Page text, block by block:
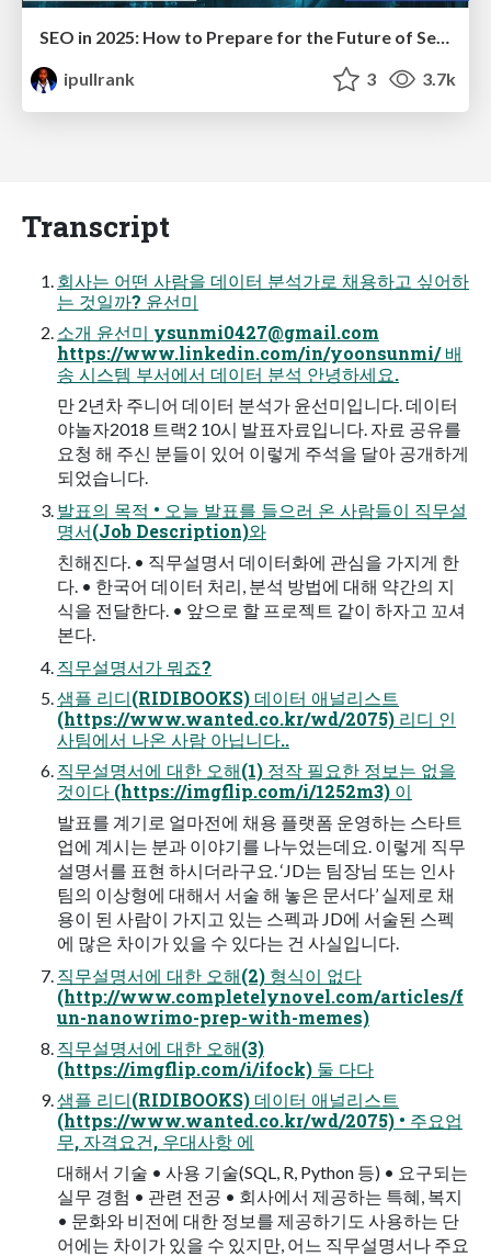
SEO in 2025: How to Prepare for the Future of Search
ipullrank
3 3.7k
Transcript
회사는 어떤 사람을 데이터 분석가로 채용하고 싶어하
는 것일까? 윤선미
소개 윤선미 ysunmi0427@gmail.com
https://www.linkedin.com/in/yoonsunmi/ 배
송 시스템 부서에서 데이터 분석 안녕하세요.
만 2년차 주니어 데이터 분석가 윤선미입니다. 데이터
야놀자2018 트랙2 10시 발표자료입니다. 자료 공유를
요청 해 주신 분들이 있어 이렇게 주석을 달아 공개하게
되었습니다.
발표의 목적 • 오늘 발표를 들으러 온 사람들이 직무설
명서(Job Description)와
친해진다. • 직무설명서 데이터화에 관심을 가지게 한
다. • 한국어 데이터 처리, 분석 방법에 대해 약간의 지
식을 전달한다. • 앞으로 할 프로젝트 같이 하자고 꼬셔
본다.
직무설명서가 뭐죠?
샘플 리디(RIDIBOOKS) 데이터 애널리스트
(https://www.wanted.co.kr/wd/2075) 리디 인
사팀에서 나온 사람 아닙니다..
직무설명서에 대한 오해(1) 정작 필요한 정보는 없을
것이다 (https://imgflip.com/i/1252m3) 이
발표를 계기로 얼마전에 채용 플랫폼 운영하는 스타트
업에 계시는 분과 이야기를 나누었는데요. 이렇게 직무
설명서를 표현 하시더라구요. ‘JD는 팀장님 또는 인사
팀의 이상형에 대해서 서술 해 놓은 문서다’ 실제로 채
용이 된 사람이 가지고 있는 스펙과 JD에 서술된 스펙
에 많은 차이가 있을 수 있다는 건 사실입니다.
직무설명서에 대한 오해(2) 형식이 없다
(http://www.completelynovel.com/articles/f
un-nanowrimo-prep-with-memes)
직무설명서에 대한 오해(3)
(https://imgflip.com/i/ifock) 둘 다다
샘플 리디(RIDIBOOKS) 데이터 애널리스트
(https://www.wanted.co.kr/wd/2075) • 주요업
무, 자격요건, 우대사항 에
대해서 기술 • 사용 기술(SQL, R, Python 등) • 요구되는
실무 경험 • 관련 전공 • 회사에서 제공하는 특혜, 복지
• 문화와 비전에 대한 정보를 제공하기도 사용하는 단
어에는 차이가 있을 수 있지만, 어느 직무설명서나 주요